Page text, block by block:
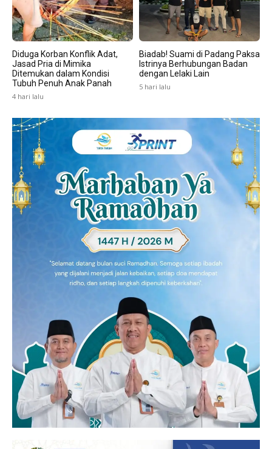
Diduga Korban Konflik Adat,
Jasad Pria di Mimika
Ditemukan dalam Kondisi
Tubuh Penuh Anak Panah
4 hari lalu
Biadab! Suami di Padang Paksa
Istrinya Berhubungan Badan
dengan Lelaki Lain
5 hari lalu